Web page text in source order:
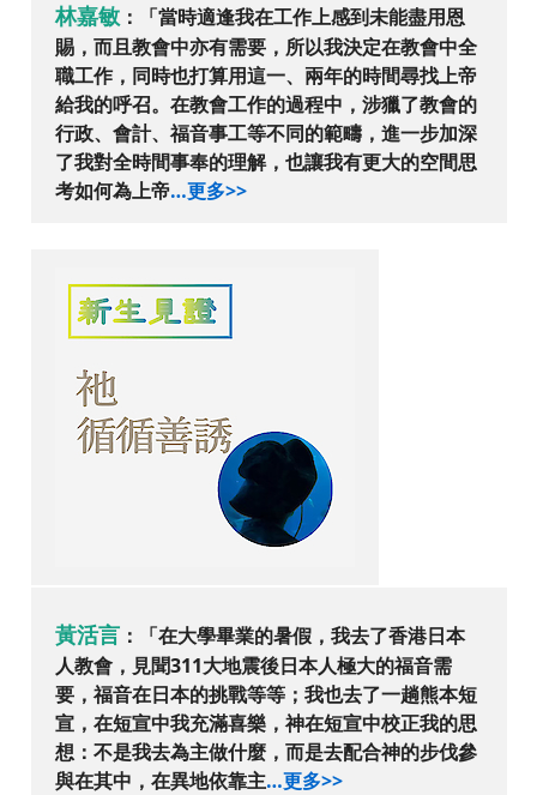
林嘉敏：「當時適逢我在工作上感到未能盡用恩
賜，而且教會中亦有需要，所以我決定在教會中全
職工作，同時也打算用這一、兩年的時間尋找上帝
給我的呼召。在教會工作的過程中 ，涉獵了教會的
行政、會計、福音事工等不同的範疇，進一步加深
了我對全時間事奉的理解，也讓我有更大的空間思
考如何為上帝…更多>>
黃活言：「在大學畢業的暑假，我去了香港日本
人教會，見聞311大地震後日本人極大的福音需
要，福音在日本的挑戰等等；我也去了一趟熊本短
宣，在短宣中我充滿喜樂，神在短宣中校正我的思
想：不是我去為主做什麼，而是去配合神的步伐參
與在其中，在異地依靠主…更多>>